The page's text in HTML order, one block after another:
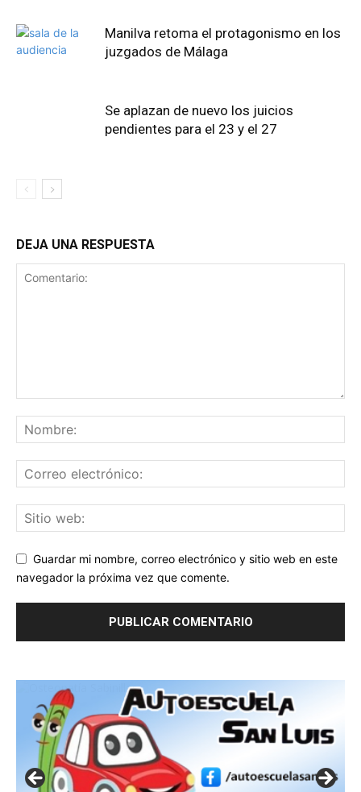
Manilva retoma el protagonismo en los
juzgados de Málaga
Se aplazan de nuevo los juicios
pendientes para el 23 y el 27
DEJA UNA RESPUESTA
Guardar mi nombre, correo electrónico y sitio web en este
navegador la próxima vez que comente.